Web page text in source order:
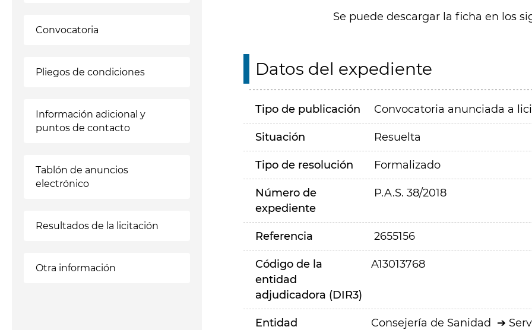
Convocatoria
Pliegos de condiciones
Información adicional y
puntos de contacto
Tablón de anuncios
electrónico
Resultados de la licitación
Otra información
Se puede descargar la ficha en los
Datos del expediente
Tipo de publicación Convocatoria anunciada a
Situación Resuelta
Tipo de resolución Formalizado
Número de
expediente
P.A.S. 38/2018
Referencia 2655156
Código de la
entidad
adjudicadora (DIR3)
A13013768
Entidad
Consejería de Sanidad